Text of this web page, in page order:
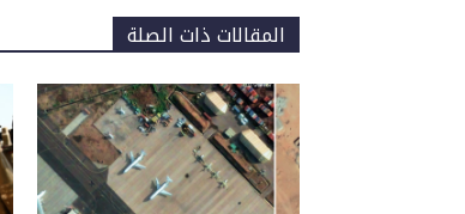
المقالات ذات الصلة